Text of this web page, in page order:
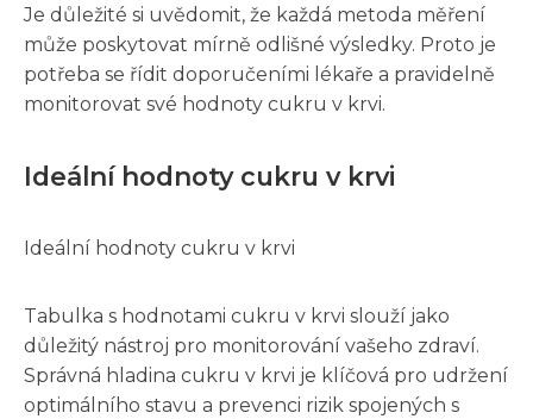
Je důležité si uvědomit, že každá metoda měření
může poskytovat mírně odlišné výsledky. Proto je
potřeba se řídit doporučeními lékaře a pravidelně
monitorovat své hodnoty cukru v krvi.
Ideální hodnoty cukru v krvi
Ideální hodnoty cukru v krvi
Tabulka s hodnotami cukru v krvi slouží jako
důležitý nástroj pro monitorování vašeho zdraví.
Správná hladina cukru v krvi je klíčová pro udržení
optimálního stavu a prevenci rizik spojených s